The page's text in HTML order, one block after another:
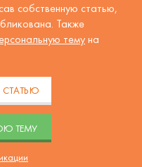
собственную статью,
Также
тему на
ТЕМУ